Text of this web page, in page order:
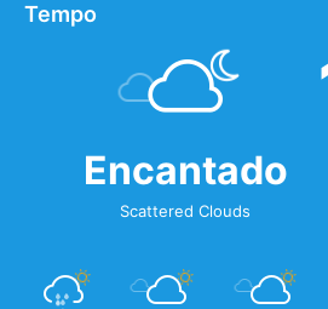
Tempo
Encantado
Scattered Clouds